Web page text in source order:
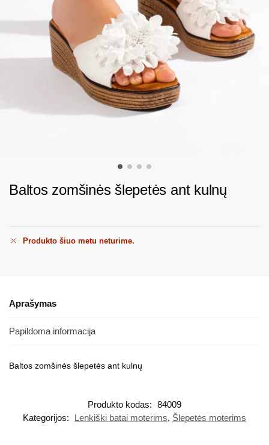
Baltos zomšinės šlepetės ant kulnų
Produkto šiuo metu neturime.
Aprašymas
Papildoma informacija
Baltos zomšinės šlepetės ant kulnų
Produkto kodas: 84009
Kategorijos:
Lenkiški batai moterims, Šlepetės moterims